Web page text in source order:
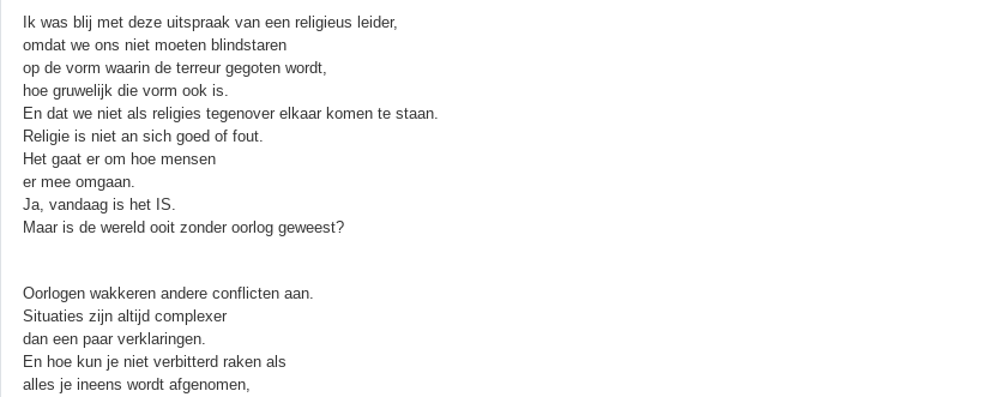
Ik was blij met deze uitspraak van een religieus leider,
omdat we ons niet moeten blindstaren
op de vorm waarin de terreur gegoten wordt,
hoe gruwelijk die vorm ook is.
En dat we niet als religies tegenover elkaar komen te staan.
Religie is niet an sich goed of fout.
Het gaat er om hoe mensen
er mee omgaan.
Ja, vandaag is het IS.
Maar is de wereld ooit zonder oorlog geweest?
Oorlogen wakkeren andere conflicten aan.
Situaties zijn altijd complexer
dan een paar verklaringen.
En hoe kun je niet verbitterd raken als
alles je ineens wordt afgenomen,